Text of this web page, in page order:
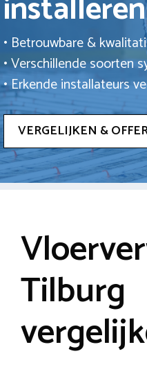
• Betrouwbare &
• Verschillende soorten
• Erkende installateurs
VERGELIJKEN &
Tilburg